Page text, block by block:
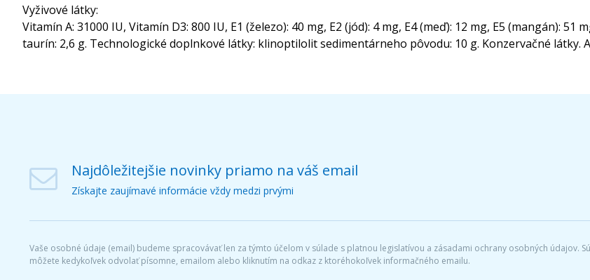
Vyživové látky:
Vitamín A: 31000 IU, Vitamín D3: 800 IU, E1 (železo): 40 mg, E2 (jód): 4 mg, E4 (meď): 12 mg, E5 (mangán): 51
taurín: 2,6 g. Technologické doplnkové látky: klinoptilolit sedimentárneho pôvodu: 10 g. Konzervačné látky.
Najdôležitejšie novinky priamo na váš email
Získajte zaujímavé informácie vždy medzi prvými
Vaše osobné údaje (email) budeme spracovávať len za týmto účelom v súlade s platnou legislatívou a zásadami ochrany osobných údajov.
môžete kedykoľvek odvolať písomne, emailom alebo kliknutím na odkaz z ktoréhokoľvek informačného emailu.